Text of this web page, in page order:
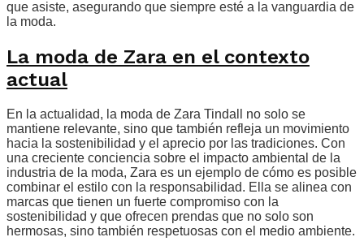
que asiste, asegurando que siempre esté a la vanguardia de
la moda.
La moda de Zara en el contexto
actual
En la actualidad, la moda de Zara Tindall no solo se
mantiene relevante, sino que también refleja un movimiento
hacia la sostenibilidad y el aprecio por las tradiciones. Con
una creciente conciencia sobre el impacto ambiental de la
industria de la moda, Zara es un ejemplo de cómo es posible
combinar el estilo con la responsabilidad. Ella se alinea con
marcas que tienen un fuerte compromiso con la
sostenibilidad y que ofrecen prendas que no solo son
hermosas, sino también respetuosas con el medio ambiente.